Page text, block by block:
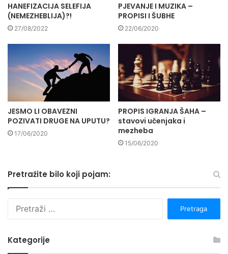
HANEFIZACIJA SELEFIJA
(NEMEZHEBLIJA)?!
27/08/2022
PJEVANJE I MUZIKA –
PROPISI I ŠUBHE
22/06/2020
JESMO LI OBAVEZNI
POZIVATI DRUGE NA UPUTU?
17/06/2020
PROPIS IGRANJA ŠAHA –
stavovi učenjaka i
mezheba
15/06/2020
Pretražite bilo koji pojam:
Kategorije